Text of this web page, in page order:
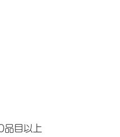
品目以上